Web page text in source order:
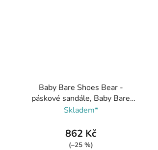
Baby Bare Shoes Bear -
páskové sandále, Baby Bare
Shoes
Skladem*
862 Kč
(–25 %)